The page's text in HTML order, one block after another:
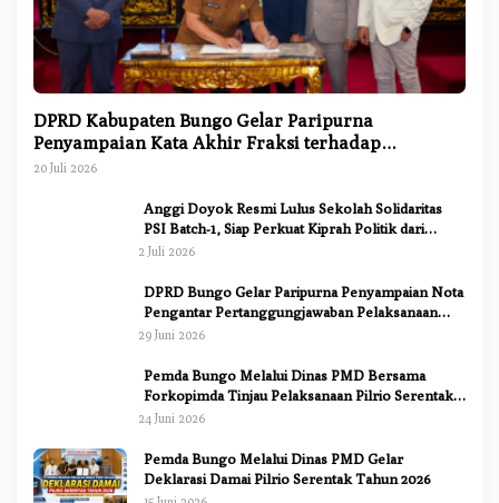
DPRD Kabupaten Bungo Gelar Paripurna
Penyampaian Kata Akhir Fraksi terhadap
Ranperda Pertanggungjawaban APBD 2025
20 Juli 2026
Anggi Doyok Resmi Lulus Sekolah Solidaritas
PSI Batch-1, Siap Perkuat Kiprah Politik dari
Daerah
2 Juli 2026
DPRD Bungo Gelar Paripurna Penyampaian Nota
Pengantar Pertanggungjawaban Pelaksanaan
APBD 2025
29 Juni 2026
Pemda Bungo Melalui Dinas PMD Bersama
Forkopimda Tinjau Pelaksanaan Pilrio Serentak
2026
24 Juni 2026
Pemda Bungo Melalui Dinas PMD Gelar
Deklarasi Damai Pilrio Serentak Tahun 2026